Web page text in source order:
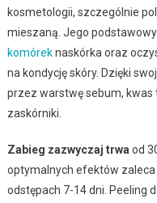
kosmetologii, szczególnie
mieszaną. Jego
komóreknaskórka oraz
na kondycję skóry. Dzięki
przez warstwę sebum,
zaskórniki.
Zabieg zazwyczaj trwaod
optymalnych efektów zaleca
odstępach 7-14 dni. Peeling